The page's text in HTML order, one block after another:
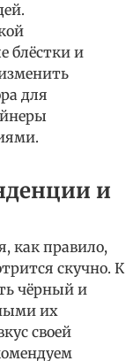
блёстки и
для
и
как правило,
скучно. К
чёрный и
их
своей